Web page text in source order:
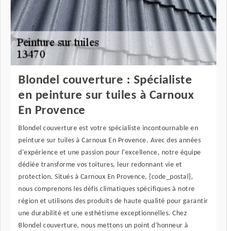
Blondel couverture : Spécialiste
en peinture sur tuiles à Carnoux
En Provence
Blondel couverture est votre spécialiste incontournable en
peinture sur tuiles à Carnoux En Provence. Avec des années
d'expérience et une passion pour l'excellence, notre équipe
dédiée transforme vos toitures, leur redonnant vie et
protection. Situés à Carnoux En Provence, {code_postal},
nous comprenons les défis climatiques spécifiques à notre
région et utilisons des produits de haute qualité pour garantir
une durabilité et une esthétisme exceptionnelles. Chez
Blondel couverture, nous mettons un point d'honneur à